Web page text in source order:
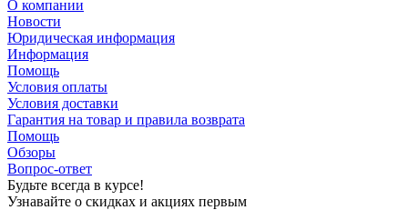
О компании
Новости
Юридическая информация
Информация
Помощь
Условия оплаты
Условия доставки
Гарантия на товар и правила возврата
Помощь
Обзоры
Вопрос-ответ
Будьте всегда в курсе!
Узнавайте о скидках и акциях первым